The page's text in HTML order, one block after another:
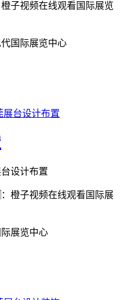
子视频在线观看国际展览
国际展览中心
设计布置
子视频在线观看国际展
展览中心